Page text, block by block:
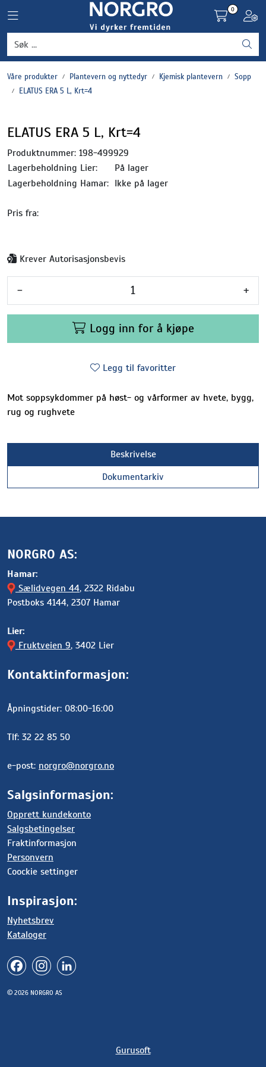
Toggle navigation
0
Våre produkter Plantevern og nyttedyr Kjemisk plantevern
Sopp
ELATUS ERA 5 L, Krt=4
ELATUS ERA 5 L, Krt=4
Produktnummer: 198-499929
Lagerbeholdning Lier:
På lager
Lagerbeholdning Hamar: Ikke på lager
Pris fra:
Krever Autorisasjonsbevis
- +
Logg inn for å kjøpe
Legg til favoritter
Mot soppsykdommer på høst- og vårformer av hvete, bygg,
rug og rughvete
Beskrivelse
Dokumentarkiv
NORGRO AS:
Hamar:
Sælidvegen 44, 2322 Ridabu
Postboks 4144, 2307 Hamar
Lier:
Fruktveien 9, 3402 Lier
Kontaktinformasjon:
Åpningstider: 08:00-16:00
Tlf: 32 22 85 50
e-post: norgro@norgro.no
Salgsinformasjon:
Opprett kundekonto
Salgsbetingelser
Fraktinformasjon
Personvern
Coockie settinger
Inspirasjon:
Nyhetsbrev
Kataloger
© 2026 NORGRO AS
Gurusoft
Grønnsaker
Settepotet og setteløk
Plantevern og nyttedyr
Blomster, potter og brett
Driftsmidler